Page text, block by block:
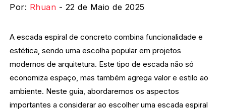
Por: Rhuan - 22 de Maio de 2025
A escada espiral de concreto combina funcionalidade e
estética, sendo uma escolha popular em projetos
modernos de arquitetura. Este tipo de escada não só
economiza espaço, mas também agrega valor e estilo ao
ambiente. Neste guia, abordaremos os aspectos
importantes a considerar ao escolher uma escada espiral